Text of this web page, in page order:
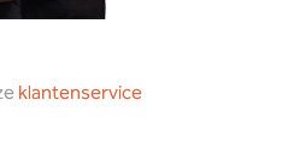
klantenservice